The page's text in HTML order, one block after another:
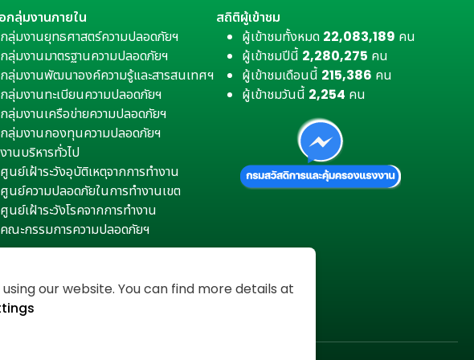
กลุ่มงานภายใน
กลุ่มงานยุทธศาสตร์ความปลอดภัยฯ
กลุ่มงานมาตรฐานความปลอดภัยฯ
กลุ่มงานพัฒนาองค์ความรู้และสารสนเทศฯ
กลุ่มงานทะเบียนความปลอดภัยฯ
กลุ่มงานเครือข่ายความปลอดภัยฯ
กลุ่มงานกองทุนความปลอดภัยฯ
งานบริหารทั่วไป
ศูนย์เฝ้าระวังอุบัติเหตุจากการทำงาน
ศูนย์ความปลอดภัยในการทำงานเขต
ศูนย์เฝ้าระวังโรคจากการทำงาน
คณะกรรมการความปลอดภัยฯ
สถิติผู้เข้าชม
ผู้เข้าชมทั้งหมด 22,083,189 คน
ผู้เข้าชมปีนี้ 2,280,275 คน
ผู้เข้าชมเดือนนี้ 215,386 คน
ผู้เข้าชมวันนี้ 2,254 คน
our website. You can find more details at